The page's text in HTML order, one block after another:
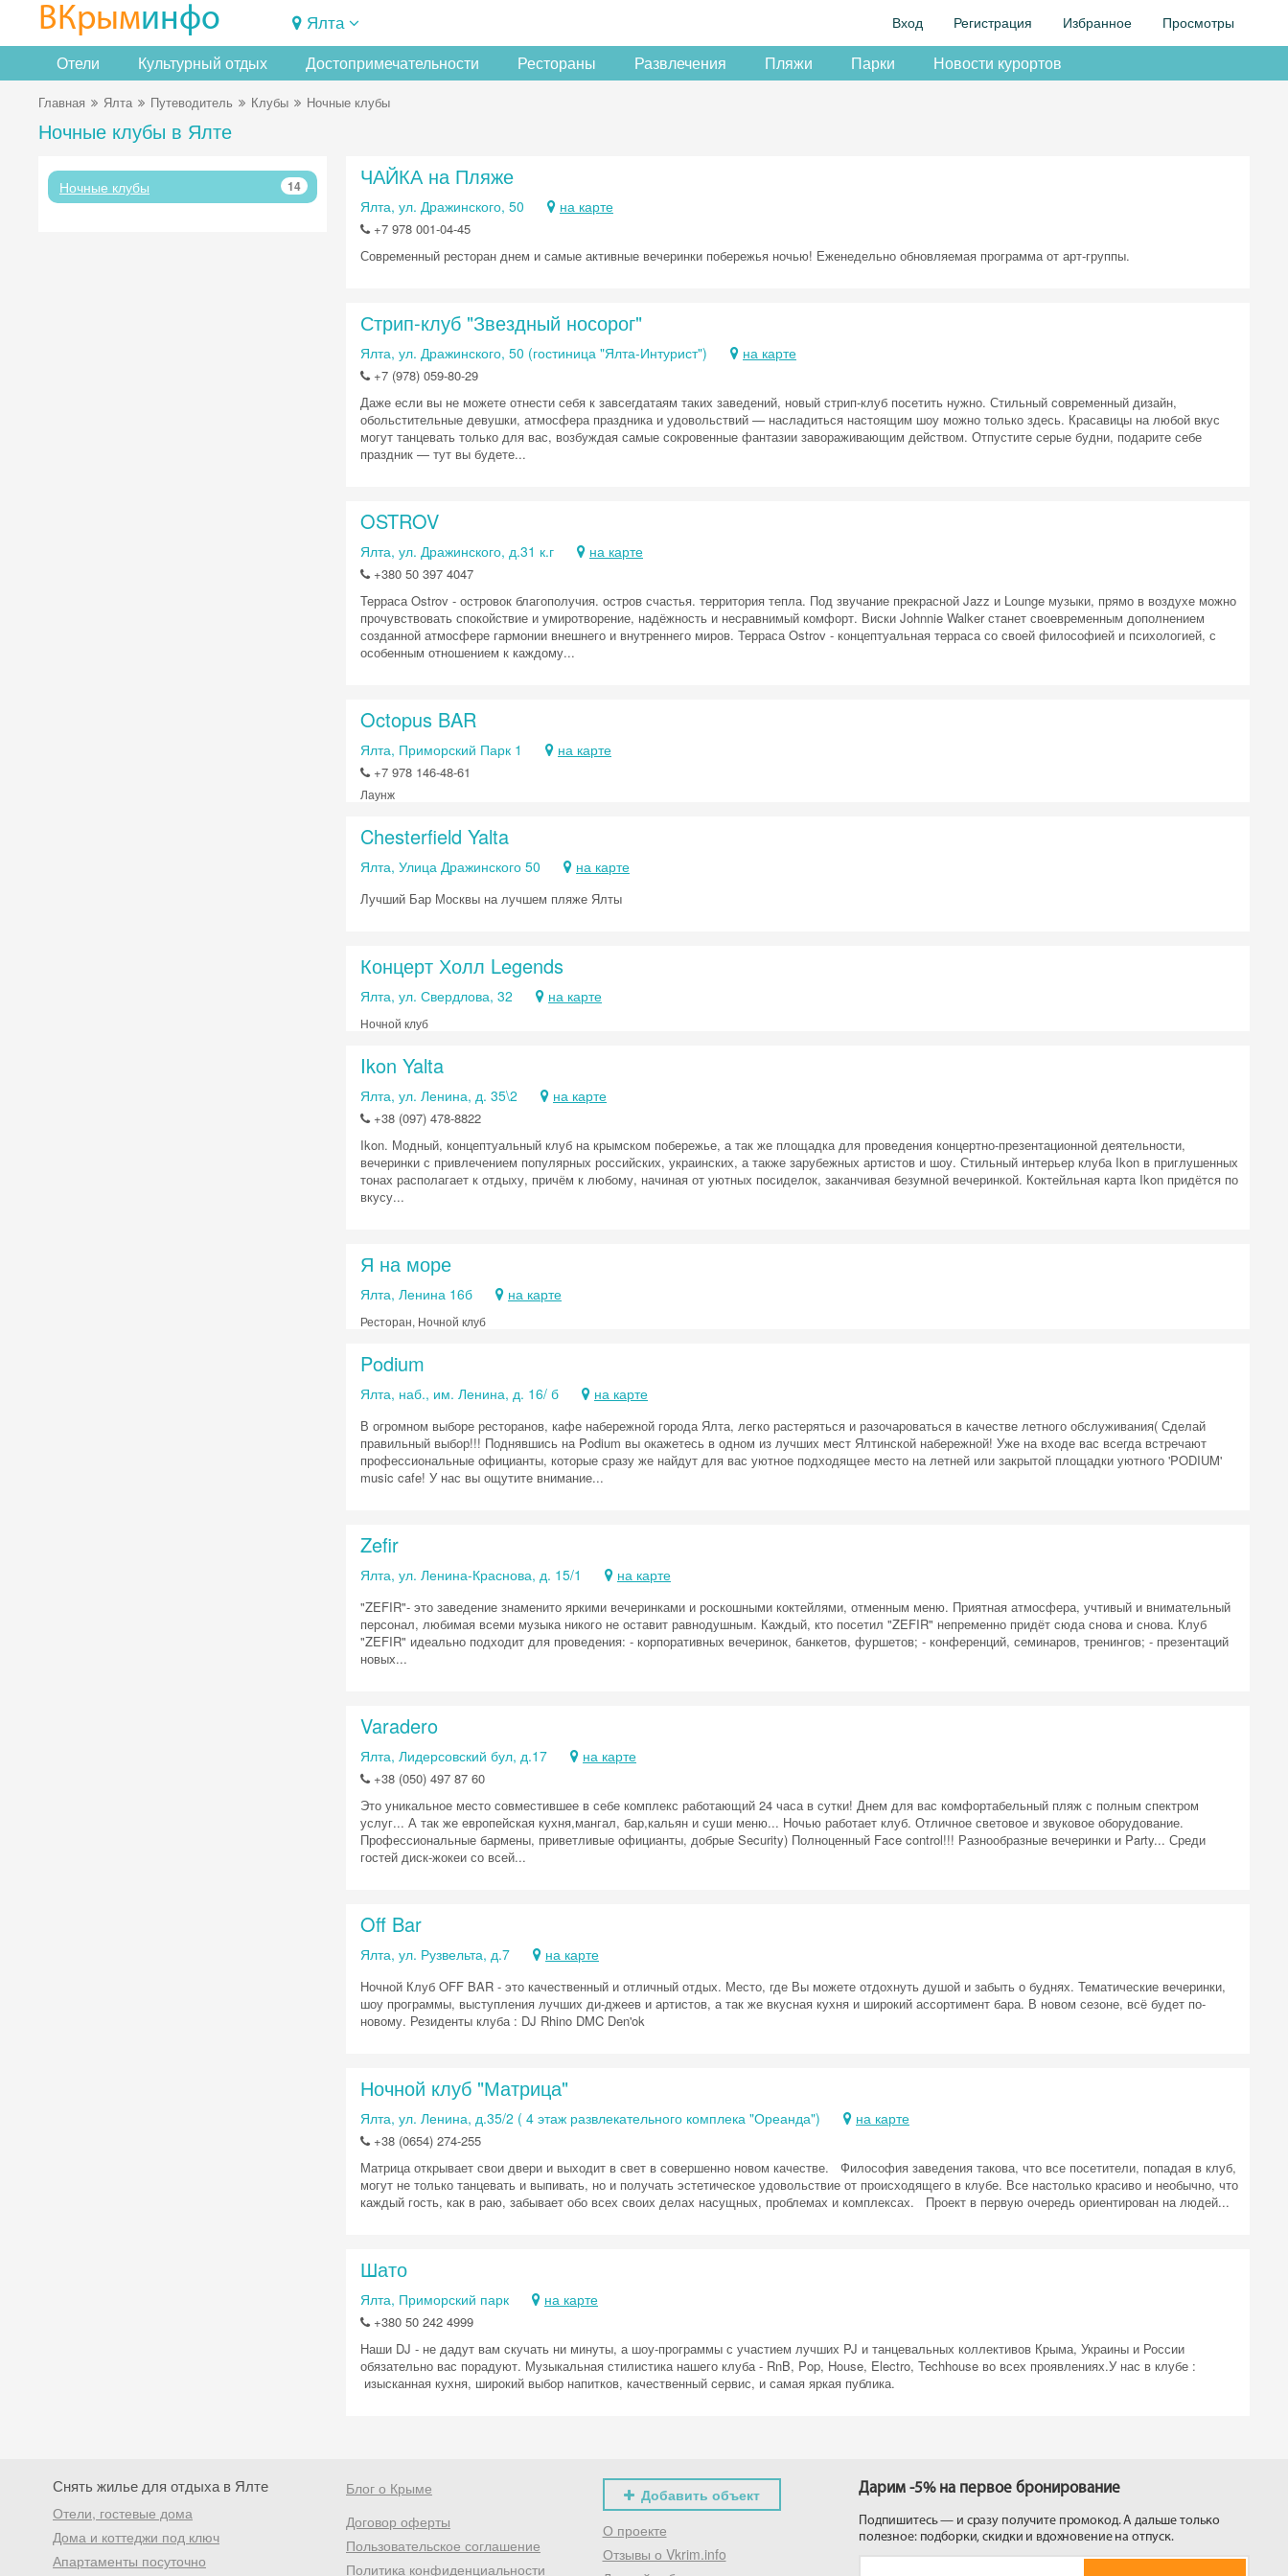
ВКрыминфо Ялта Вход Регистрация Избранное Просмотры
Отели Культурный отдых Достопримечательности Рестораны Развлечения Пляжи Парки Новости курортов
Главная Ялта Путеводитель Клубы Ночные клубы
Ночные клубы в Ялте
Ночные клубы 14 ЧАЙКА на Пляже
Ялта, ул. Дражинского, 50 на карте
+7 978 001-04-45
Современный ресторан днем и самые активные вечеринки побережья ночью! Еженедельно обновляемая программа от арт-группы.
Стрип-клуб "Звездный носорог"
Ялта, ул. Дражинского, 50 (гостиница "Ялта-Интурист") на карте
+7 (978) 059-80-29
Даже если вы не можете отнести себя к завсегдатаям таких заведений, новый стрип-клуб посетить нужно. Стильный современный дизайн,
обольстительные девушки, атмосфера праздника и удовольствий — насладиться настоящим шоу можно только здесь. Красавицы на любой вкус
могут танцевать только для вас, возбуждая самые сокровенные фантазии завораживающим действом. Отпустите серые будни, подарите себе
праздник — тут вы будете...
OSTROV
Ялта, ул. Дражинского, д.31 к.г на карте
+380 50 397 4047
Терраса Ostrov - островок благополучия. остров счастья. территория тепла. Под звучание прекрасной Jazz и Lounge музыки, прямо в воздухе можно
прочувствовать спокойствие и умиротворение, надёжность и несравнимый комфорт. Виски Johnnie Walker станет своевременным дополнением
созданной атмосфере гармонии внешнего и внутреннего миров. Терраса Ostrov - концептуальная терраса со своей философией и психологией, с
особенным отношением к каждому...
Octopus BAR
Ялта, Приморский Парк 1 на карте
+7 978 146-48-61
Лаунж
Chesterfield Yalta
Ялта, Улица Дражинского 50 на карте
Лучший Бар Москвы на лучшем пляже Ялты
Концерт Холл Legends
Ялта, ул. Свердлова, 32 на карте
Ночной клуб
Ikon Yalta
Ялта, ул. Ленина, д. 35\2 на карте
+38 (097) 478-8822
Ikon. Модный, концептуальный клуб на крымском побережье, а так же площадка для проведения концертно-презентационной деятельности,
вечеринки с привлечением популярных российских, украинских, а также зарубежных артистов и шоу. Стильный интерьер клуба Ikon в приглушенных
тонах располагает к отдыху, причём к любому, начиная от уютных посиделок, заканчивая безумной вечеринкой. Коктейльная карта Ikon придётся по
вкусу...
Я на море
Ялта, Ленина 16б на карте
Ресторан, Ночной клуб
Podium
Ялта, наб., им. Ленина, д. 16/ б на карте
В огромном выборе ресторанов, кафе набережной города Ялта, легко растеряться и разочароваться в качестве летного обслуживания( Сделай
правильный выбор!!! Поднявшись на Podium вы окажетесь в одном из лучших мест Ялтинской набережной! Уже на входе вас всегда встречают
профессиональные официанты, которые сразу же найдут для вас уютное подходящее место на летней или закрытой площадки уютного 'PODIUM'
music cafe! У нас вы ощутите внимание...
Zefir
Ялта, ул. Ленина-Краснова, д. 15/1 на карте
"ZEFIR"- это заведение знаменито яркими вечеринками и роскошными коктейлями, отменным меню. Приятная атмосфера, учтивый и внимательный
персонал, любимая всеми музыка никого не оставит равнодушным. Каждый, кто посетил "ZEFIR" непременно придёт сюда снова и снова. Клуб
"ZEFIR" идеально подходит для проведения: - корпоративных вечеринок, банкетов, фуршетов; - конференций, семинаров, тренингов; - презентаций
новых...
Varadero
Ялта, Лидерсовский бул, д.17 на карте
+38 (050) 497 87 60
Это уникальное место совместившее в себе комплекс работающий 24 часа в сутки! Днем для вас комфортабельный пляж с полным спектром
услуг... А так же европейская кухня,мангал, бар,кальян и суши меню... Ночью работает клуб. Отличное световое и звуковое оборудование.
Профессиональные бармены, приветливые официанты, добрые Security) Полноценный Face control!!! Разнообразные вечеринки и Party... Среди
гостей диск-жокеи со всей...
Off Bar
Ялта, ул. Рузвельта, д.7 на карте
Ночной Клуб OFF BAR - это качественный и отличный отдых. Место, где Вы можете отдохнуть душой и забыть о буднях. Тематические вечеринки,
шоу программы, выступления лучших ди-джеев и артистов, а так же вкусная кухня и широкий ассортимент бара. В новом сезоне, всё будет по-
новому. Резиденты клуба : DJ Rhino DMC Den'ok
Ночной клуб "Матрица"
Ялта, ул. Ленина, д.35/2 ( 4 этаж развлекательного комплека "Ореанда") на карте
+38 (0654) 274-255
Матрица открывает свои двери и выходит в свет в совершенно новом качестве. Философия заведения такова, что все посетители, попадая в клуб,
могут не только танцевать и выпивать, но и получать эстетическое удовольствие от происходящего в клубе. Все настолько красиво и необычно, что
каждый гость, как в раю, забывает обо всех своих делах насущных, проблемах и комплексах. Проект в первую очередь ориентирован на людей...
Шато
Ялта, Приморский парк на карте
+380 50 242 4999
Наши DJ - не дадут вам скучать ни минуты, а шоу-программы с участием лучших PJ и танцевальных коллективов Крыма, Украины и России
обязательно вас порадуют. Музыкальная стилистика нашего клуба - RnB, Pop, House, Electro, Techhouse во всех проявлениях.У нас в клубе :
изысканная кухня, широкий выбор напитков, качественный сервис, и самая яркая публика.
Снять жилье для отдыха в Ялте
Отели, гостевые дома
Дома и коттеджи под ключ
Апартаменты посуточно
Блог о Крыме
Договор оферты
Пользовательское соглашение
Политика конфиденциальности
Добавить объект
О проекте
Отзывы о Vkrim.info
Дарим -5% на первое бронирование
Подпишитесь — и сразу получите промокод. А дальше только
полезное: подборки, скидки и вдохновение на отпуск.
Получить промокод